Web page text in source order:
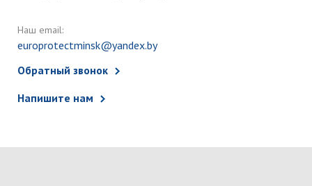
Наш email:
europrotectminsk@yandex.by
Обратный звонок
Напишите нам